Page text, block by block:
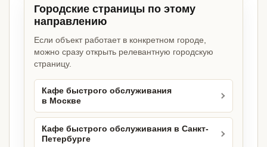
Городские страницы по этому
направлению
Если объект работает в конкретном городе,
можно сразу открыть релевантную городскую
страницу.
Кафе быстрого обслуживания
в Москве
Кафе быстрого обслуживания в Санкт-
Петербурге